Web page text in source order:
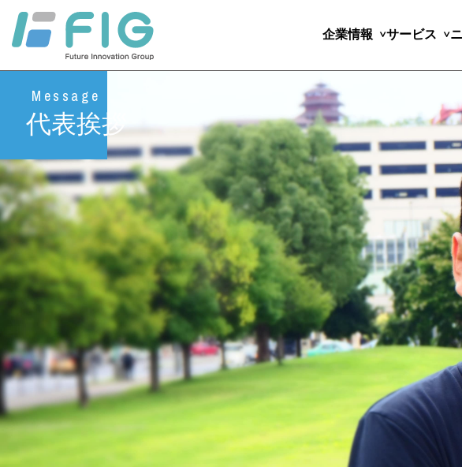
企業情報 サービス
Message
代表挨拶